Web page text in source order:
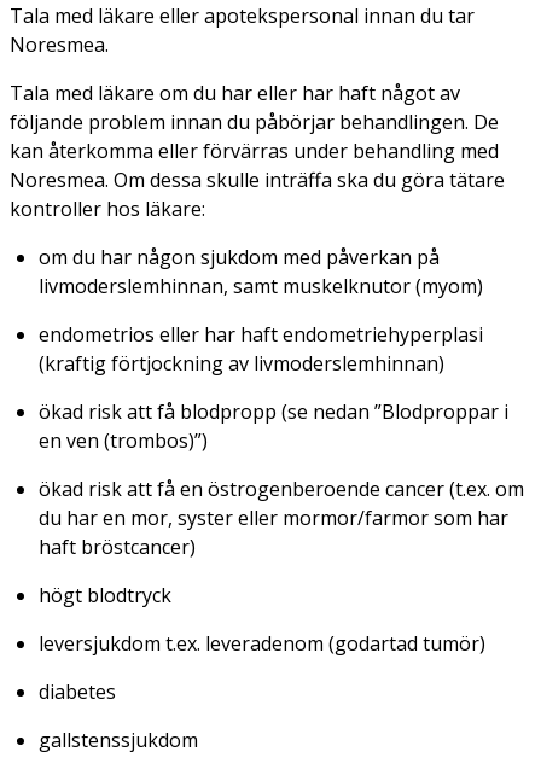
Tala med läkare eller apotekspersonal innan du tar
Noresmea.
Tala med läkare om du har eller har haft något av
följande problem innan du påbörjar behandlingen. De
kan återkomma eller förvärras under behandling med
Noresmea. Om dessa skulle inträffa ska du göra tätare
kontroller hos läkare:
om du har någon sjukdom med påverkan på
livmoderslemhinnan, samt muskelknutor (myom)
endometrios eller har haft endometriehyperplasi
(kraftig förtjockning av livmoderslemhinnan)
ökad risk att få blodpropp (se nedan ”Blodproppar i
en ven (trombos)”)
ökad risk att få en östrogenberoende cancer (t.ex. om
du har en mor, syster eller mormor/farmor som har
haft bröstcancer)
högt blodtryck
leversjukdom t.ex. leveradenom (godartad tumör)
diabetes
gallstenssjukdom